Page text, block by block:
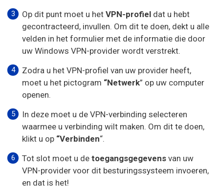
Op dit punt moet u het VPN-profiel dat u hebt
gecontracteerd, invullen. Om dit te doen, dekt u alle
velden in het formulier met de informatie die door
uw Windows VPN-provider wordt verstrekt.
Zodra u het VPN-profiel van uw provider heeft,
moet u het pictogram “Netwerk” op uw computer
openen.
In deze moet u de VPN-verbinding selecteren
waarmee u verbinding wilt maken. Om dit te doen,
klikt u op “Verbinden“.
Tot slot moet u de toegangsgegevens van uw
VPN-provider voor dit besturingssysteem invoeren,
en dat is het!